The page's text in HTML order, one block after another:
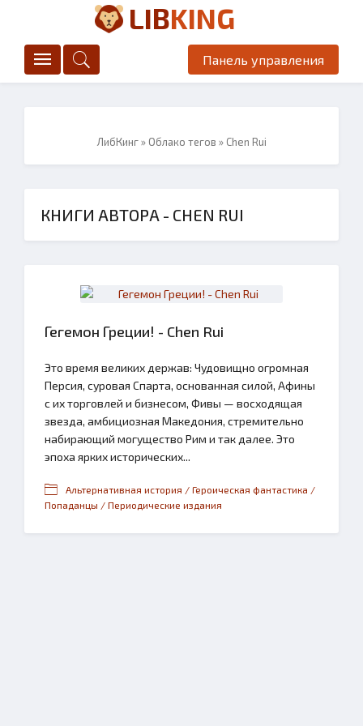
LIBKING
Панель управления
ЛибКинг» Облако тегов » Chen Rui
КНИГИ АВТОРА - CHEN RUI
Гегемон Греции! - Chen Rui
Это время великих держав: Чудовищно огромная
Персия, суровая Спарта, основанная силой, Афины
с их торговлей и бизнесом, Фивы — восходящая
звезда, амбициозная Македония, стремительно
набирающий могущество Рим и так далее. Это
эпоха ярких исторических...
Альтернативная история / Героическая фантастика /
Попаданцы / Периодические издания